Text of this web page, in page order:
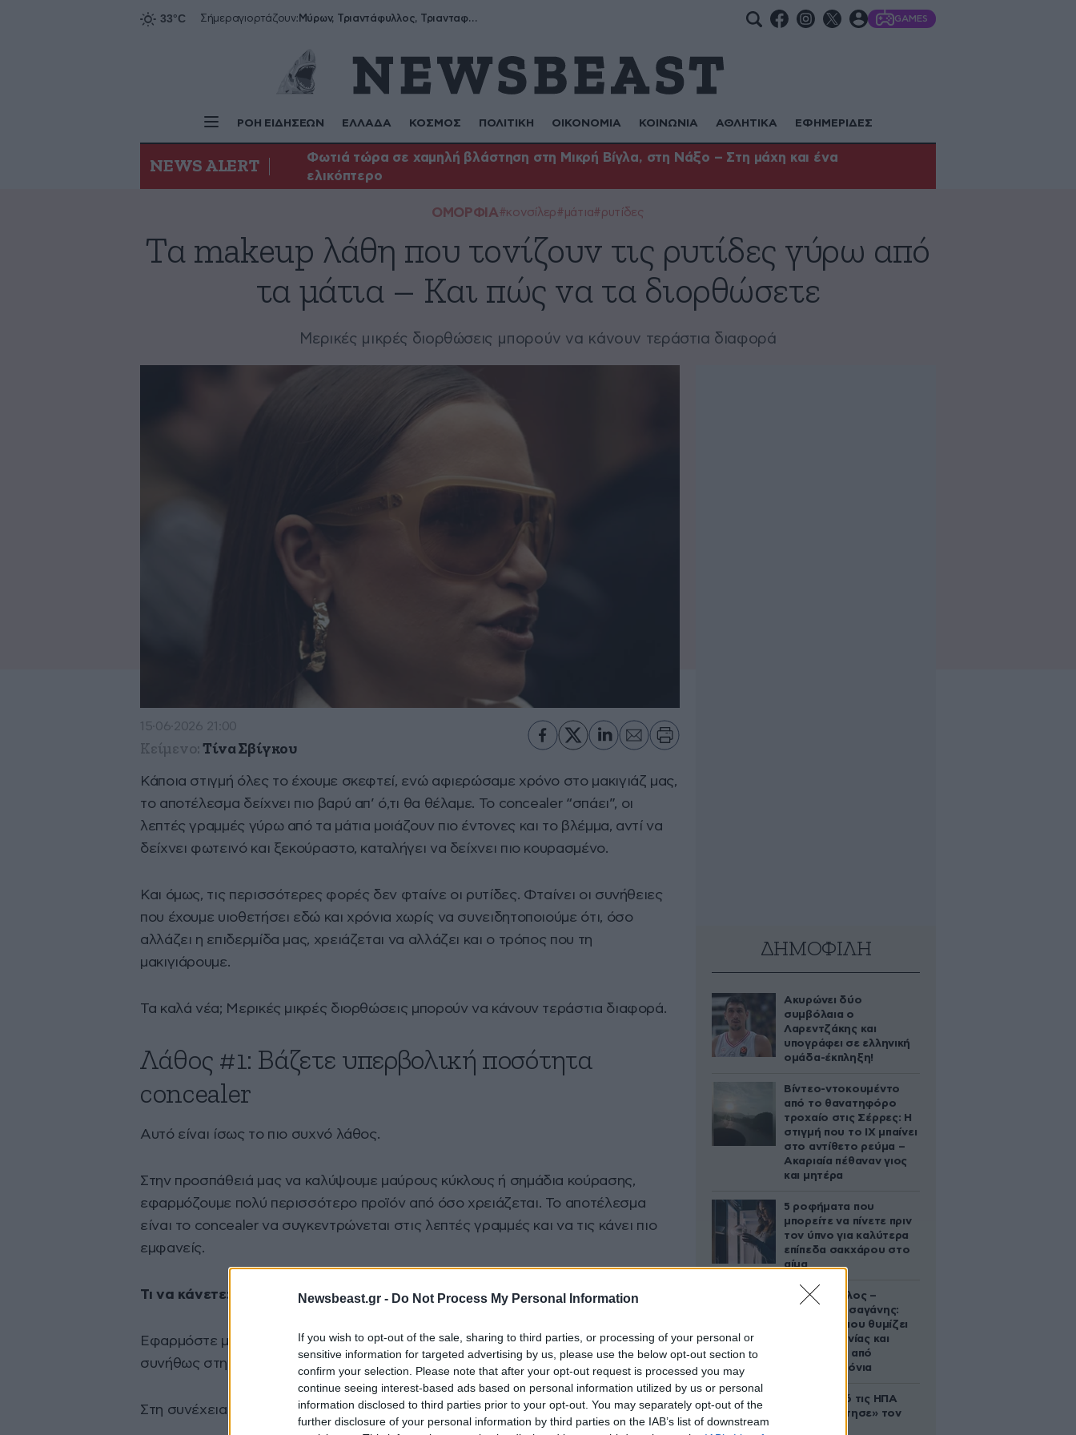
Newsbeast.gr - Do Not Process My Personal Information
If you wish to opt-out of the sale, sharing to third parties, or processing of your personal or
sensitive information for targeted advertising by us, please use the below opt-out section to
confirm your selection. Please note that after your opt-out request is processed you may
continue seeing interest-based ads based on personal information utilized by us or personal
information disclosed to third parties prior to your opt-out. You may separately opt-out of the
further disclosure of your personal information by third parties on the IAB’s list of downstream
Σήμεραγιορτάζουν: Μύρων, Τριαντάφυλλος, Τριανταφυλλιά, Φυλλιώ, Ρόζα GAMES
ΡΟΗ ΕΙΔΗΣΕΩΝ ΕΛΛΑΔΑ ΚΟΣΜΟΣ ΠΟΛΙΤΙΚΗ ΟΙΚΟΝΟΜΙΑ ΚΟΙΝΩΝΙΑ ΑΘΛΗΤΙΚΑ ΕΦΗΜΕΡΙΔΕΣ
NEWS ALERT
Φωτιά τώρα σε χαμηλή βλάστηση στη Μικρή Βίγλα, στη Νάξο – Στη μάχη και ένα
ελικόπτερο
ΟΜΟΡΦΙΑ#κονσίλερ#μάτια#ρυτίδες
Τα makeup λάθη που τονίζουν τις ρυτίδες γύρω από
τα μάτια – Και πώς να τα διορθώσετε
Μερικές μικρές διορθώσεις μπορούν να κάνουν τεράστια διαφορά
15·06·2026 21:00
Κείμενο: Τίνα Σβίγκου
Κάποια στιγμή όλες το έχουμε σκεφτεί, ενώ αφιερώσαμε χρόνο στο μακιγιάζ μας,
το αποτέλεσμα δείχνει πιο βαρύ απ’ ό,τι θα θέλαμε. Το concealer “σπάει”, οι
λεπτές γραμμές γύρω από τα μάτια μοιάζουν πιο έντονες και το βλέμμα, αντί να
δείχνει φωτεινό και ξεκούραστο, καταλήγει να δείχνει πιο κουρασμένο.
Και όμως, τις περισσότερες φορές δεν φταίνε οι ρυτίδες. Φταίνει οι συνήθειες
που έχουμε υιοθετήσει εδώ και χρόνια χωρίς να συνειδητοποιούμε ότι, όσο
αλλάζει η επιδερμίδα μας, χρειάζεται να αλλάζει και ο τρόπος που τη
μακιγιάρουμε.
Τα καλά νέα; Μερικές μικρές διορθώσεις μπορούν να κάνουν τεράστια διαφορά.
Λάθος #1: Βάζετε υπερβολική ποσότητα
concealer
Αυτό είναι ίσως το πιο συχνό λάθος.
Στην προσπάθειά μας να καλύψουμε μαύρους κύκλους ή σημάδια κούρασης,
εφαρμόζουμε πολύ περισσότερο προϊόν από όσο χρειάζεται. Το αποτέλεσμα
είναι το concealer να συγκεντρώνεται στις λεπτές γραμμές και να τις κάνει πιο
εμφανείς.
Τι να κάνετε:
Εφαρμόστε μικρή ποσότητα μόνο στα σημεία που υπάρχει πραγματικά σκιά –
συνήθως στην εσωτερική γωνία και ελαφρώς κάτω από το μάτι.
Στη συνέχεια, ταμπονάρετε απαλά με το δάχτυλο ή ένα νωπό σφουγγαράκι.
ΔΗΜΟΦΙΛΗ
Ακυρώνει δύο
συμβόλαια ο
Λαρεντζάκης και
υπογράφει σε ελληνική
ομάδα-έκπληξη!
Βίντεο-ντοκουμέντο
από το θανατηφόρο
τροχαίο στις Σέρρες: Η
στιγμή που το ΙΧ μπαίνει
στο αντίθετο ρεύμα –
Ακαριαία πέθαναν γιος
και μητέρα
5 ροφήματα που
μπορείτε να πίνετε πριν
τον ύπνο για καλύτερα
επίπεδα σακχάρου στο
αίμα
Νία Βαρντάλος –
Σπύρος Κατσαγάνης:
Μια σχέση που θυμίζει
σενάριο ταινίας και
μετρά πάνω από
τέσσερα χρόνια
Ζευγάρι από τις ΗΠΑ
που «υιοθέτησε» τον